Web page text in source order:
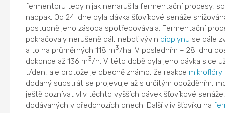
fermentoru tedy nijak nenarušila fermentační procesy,
naopak. Od 24. dne byla dávka šťovíkové senáže
postupně jeho zásoba spotřebovávala. Fermentační
pokračovaly nerušeně dál, neboť vývin bioplynu se dále
a to na průměrných 118 m3/ha. V posledním – 28. dnu
dokonce až 136 m3/h. V této době byla jeho dávka sice
t/den, ale protože je obecně známo, že reakce mikroflóry
dodaný substrát se projevuje až s určitým opožděním,
ještě doznívat vliv těchto vyšších dávek šťovíkové
dodávaných v předchozích dnech. Další vliv šťovíku na